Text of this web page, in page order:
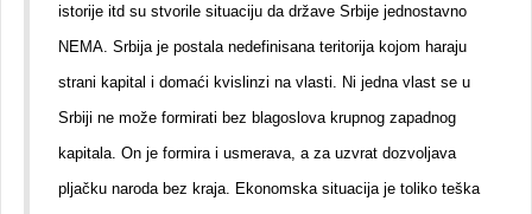
istorije itd su stvorile situaciju da države Srbije jednostavno
NEMA. Srbija je postala nedefinisana teritorija kojom haraju
strani kapital i domaći kvislinzi na vlasti. Ni jedna vlast se u
Srbiji ne može formirati bez blagoslova krupnog zapadnog
kapitala. On je formira i usmerava, a za uzvrat dozvoljava
pljačku naroda bez kraja. Ekonomska situacija je toliko teška